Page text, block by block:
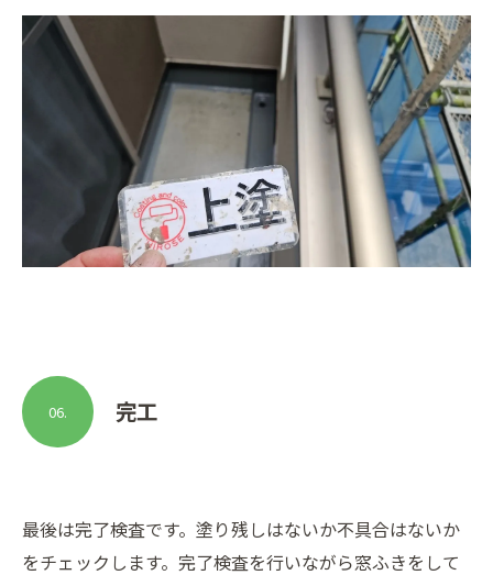
完工
06.
最後は完了検査です。塗り残しはないか不具合はないか
をチェックします。完了検査を行いながら窓ふきをして